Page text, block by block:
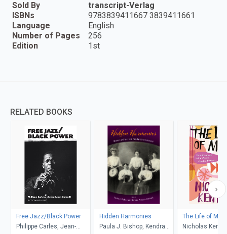
Sold By
transcript-Verlag
ISBNs
9783839411667 3839411661
Language
English
Number of Pages
256
Edition
1st
RELATED BOOKS
Free Jazz/Black Power
Philippe Carles, Jean-
Hidden Harmonies
Paula J. Bishop, Kendra
The Life of
Nicholas